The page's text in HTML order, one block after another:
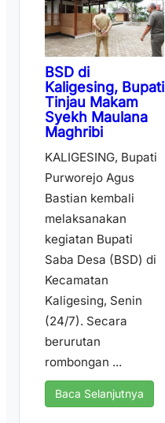
BSD di
Kaligesing, Bupati
Tinjau Makam
Syekh Maulana
Maghribi
KALIGESING, Bupati
Purworejo Agus
Bastian kembali
melaksanakan
kegiatan Bupati
Saba Desa (BSD) di
Kecamatan
Kaligesing, Senin
(24/7). Secara
berurutan
rombongan ...
Baca Selanjutnya